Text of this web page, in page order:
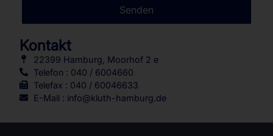
Senden
Kontakt
22399 Hamburg, Moorhof 2 e
Telefon : 040 / 6004660
Telefax : 040 / 60046633
E-Mail : info@kluth-hamburg.de